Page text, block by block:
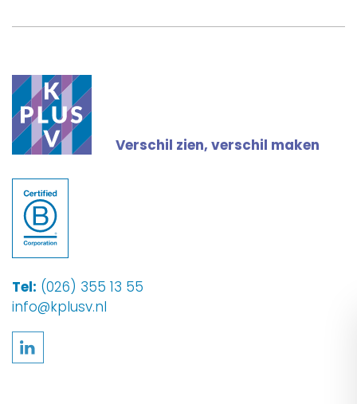
Verschil zien, verschil maken
Tel: (026) 355 13 55
info@kplusv.nl